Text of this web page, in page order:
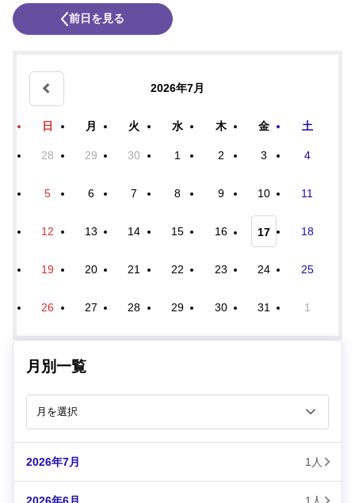
前日を見る
2026年7月
日 月 火 水 木 金 土
28 29 30 1 2 3 4
5 6 7 8 9 10 11
12 13 14 15 16 17 18
19 20 21 22 23 24 25
26 27 28 29 30 31 1
月別一覧
2026年7月 1人